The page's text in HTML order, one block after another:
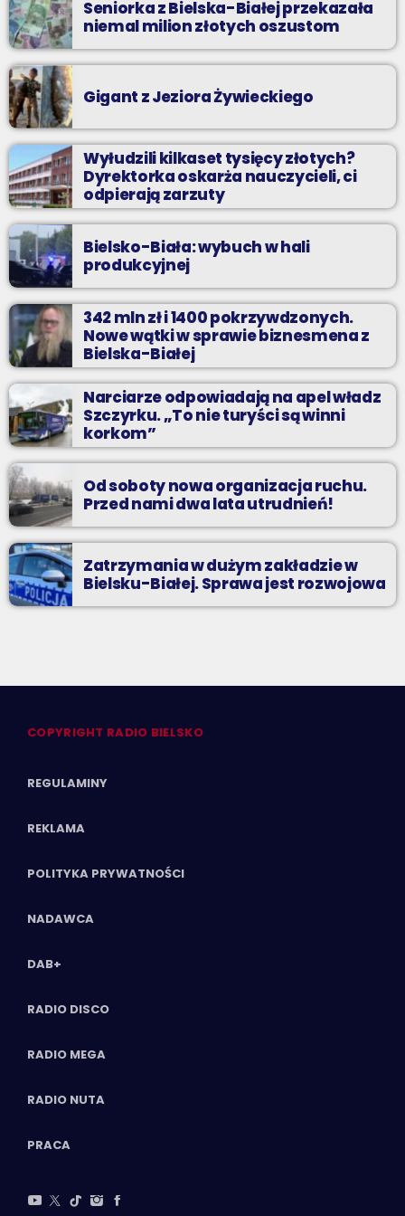
Seniorka z Bielska-Białej przekazała
niemal milion złotych oszustom
Gigant z Jeziora Żywieckiego
Wyłudzili kilkaset tysięcy złotych?
Dyrektorka oskarża nauczycieli, ci
odpierają zarzuty
Bielsko-Biała: wybuch w hali
produkcyjnej
342 mln zł i 1400 pokrzywdzonych.
Nowe wątki w sprawie biznesmena z
Bielska-Białej
Narciarze odpowiadają na apel władz
Szczyrku. „To nie turyści są winni
korkom”
Od soboty nowa organizacja ruchu.
Przed nami dwa lata utrudnień!
Zatrzymania w dużym zakładzie w
Bielsku-Białej. Sprawa jest rozwojowa
COPYRIGHT RADIO BIELSKO
REGULAMINY
REKLAMA
POLITYKA PRYWATNOŚCI
NADAWCA
DAB+
RADIO DISCO
RADIO MEGA
RADIO NUTA
PRACA